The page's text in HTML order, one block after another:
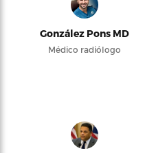
González Pons MD
Médico radiólogo